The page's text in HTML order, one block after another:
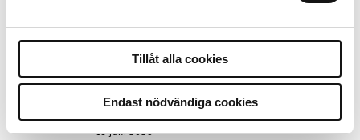
Tillåt alla cookies
Endast nödvändiga cookies
Debatt:Med för höga krav på evidens
kan polisen inte göra något alls
15 juni 2026